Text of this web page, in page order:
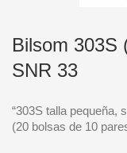
Bilsom 303S
SNR 33
“303S talla pequeña,
(20 bolsas de 10